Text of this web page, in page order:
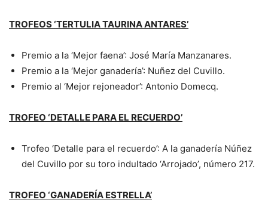
TROFEOS ‘TERTULIA TAURINA ANTARES’
Premio a la ‘Mejor faena’: José María Manzanares.
Premio a la ‘Mejor ganadería’: Nuñez del Cuvillo.
Premio al ‘Mejor rejoneador’: Antonio Domecq.
TROFEO ‘DETALLE PARA EL RECUERDO’
Trofeo ‘Detalle para el recuerdo’: A la ganadería Núñez
del Cuvillo por su toro indultado ‘Arrojado’, número 217.
TROFEO ‘GANADERÍA ESTRELLA’